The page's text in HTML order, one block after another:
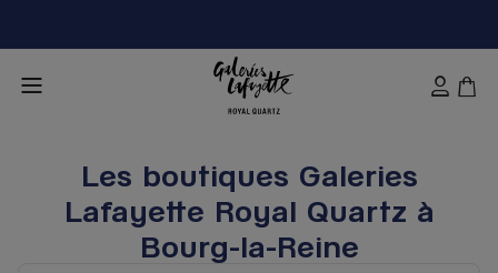
Les boutiques Galeries
Lafayette Royal Quartz à
Bourg-la-Reine